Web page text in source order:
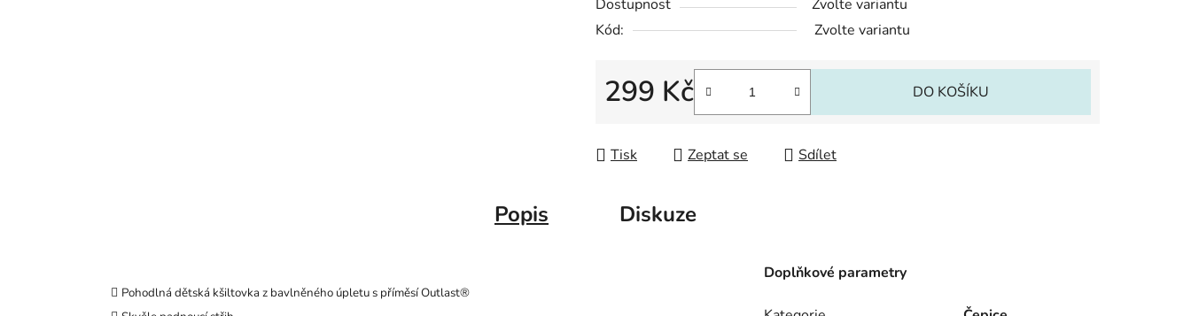
Dostupnost
Zvolte variantu
Kód:
Zvolte variantu
299 Kč DO KOŠÍKU
Tisk Zeptat se Sdílet
Popis Diskuze
Pohodlná dětská kšiltovka z bavlněného úpletu s příměsí Outlast®
Doplňkové parametry